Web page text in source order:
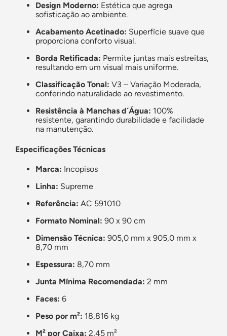
Design Moderno: Estética que agrega
sofisticação ao ambiente.
Acabamento Acetinado: Superfície suave que
proporciona conforto visual.
Borda Retificada: Permite juntas mais estreitas,
resultando em um visual mais uniforme.
Classificação Tonal: V3 – Variação Moderada,
conferindo naturalidade ao revestimento.
Resistência à Manchas d´Água: 100%
resistente, garantindo durabilidade e facilidade
na manutenção.
Especificações Técnicas
Marca: Incopisos
Linha: Supreme
Referência: AC 591010
Formato Nominal: 90 x 90 cm
Dimensão Técnica: 905,0 mm x 905,0 mm x
8,70 mm
Espessura: 8,70 mm
Junta Mínima Recomendada: 2 mm
Faces: 6
Peso por m²: 18,816 kg
M² por Caixa: 2,45 m²